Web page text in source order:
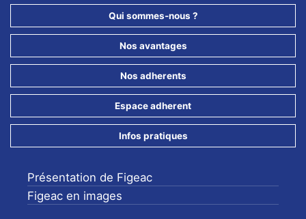
Qui sommes-nous ?
Nos avantages
Nos adherents
Espace adherent
Infos pratiques
Présentation de Figeac
Figeac en images